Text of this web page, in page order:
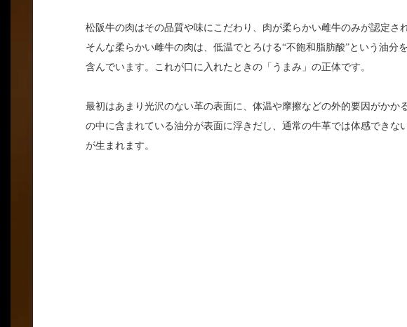
松阪牛の肉はその品質や味にこだわり、肉が柔らかい雌牛のみが認定さ
そんな柔らかい雌牛の肉は、低温でとろける“不飽和脂肪酸”という油分
含んでいます。これが口に入れたときの「うまみ」の正体です。
最初はあまり光沢のない革の表面に、体温や摩擦などの外的要因がかか
の中に含まれている油分が表面に浮きだし、通常の牛革では体感できな
が生まれます。